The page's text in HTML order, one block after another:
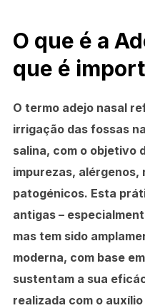
O que é a
que é
O termo adejo nasal
irrigação das fossas
salina, com o objetivo
impurezas, alérgenos,
patogénicos. Esta
antigas –
mas tem sido
moderna, com base
sustentam a sua
realizada com o